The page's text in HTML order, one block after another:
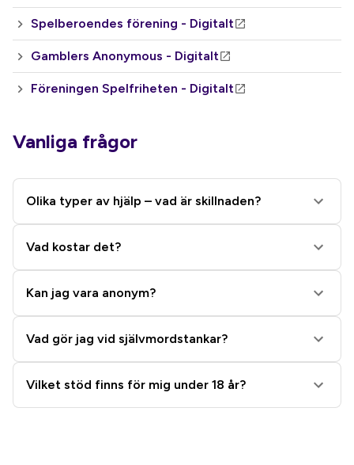
Spelberoendes förening - Digitalt
Gamblers Anonymous - Digitalt
Föreningen Spelfriheten - Digitalt
Vanliga frågor
Olika typer av hjälp – vad är skillnaden?
Vad kostar det?
Kan jag vara anonym?
Vad gör jag vid självmordstankar?
Vilket stöd finns för mig under 18 år?